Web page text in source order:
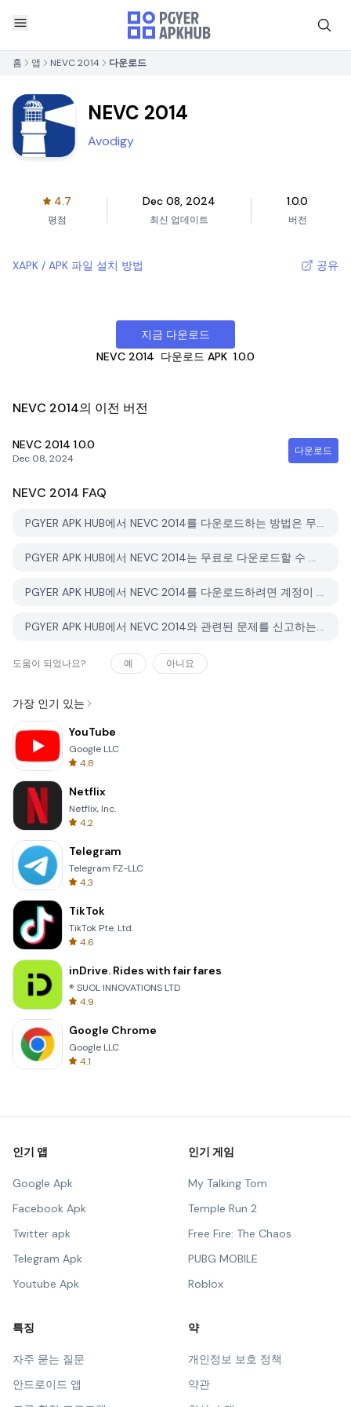
홈 앱 NEVC 2014 다운로드
NEVC 2014
Avodigy
4.7
평점
Dec 08, 2024
최신 업데이트
1.0.0
버전
XAPK / APK 파일 설치 방법 공유
지금 다운로드
NEVC 2014 다운로드 APK 1.0.0
NEVC 2014의 이전 버전
NEVC 2014 1.0.0
Dec 08, 2024
다운로드
NEVC 2014 FAQ
PGYER APK HUB에서 NEVC 2014를 다운로드하는 방법은 무엇인가요?
PGYER APK HUB에서 NEVC 2014는 무료로 다운로드할 수 있나요?
PGYER APK HUB에서 NEVC 2014를 다운로드하려면 계정이 필요한가요?
PGYER APK HUB에서 NEVC 2014와 관련된 문제를 신고하는 방법은 무엇인가요?
도움이 되었나요? 예 아니요
가장 인기 있는
YouTube
Google LLC
4.8
Netflix
Netflix, Inc.
4.2
Telegram
Telegram FZ-LLC
4.3
TikTok
TikTok Pte. Ltd.
4.6
inDrive. Rides with fair fares
® SUOL INNOVATIONS LTD
4.9
Google Chrome
Google LLC
4.1
인기 앱
Google Apk
Facebook Apk
Twitter apk
Telegram Apk
Youtube Apk
인기 게임
My Talking Tom
Temple Run 2
Free Fire: The Chaos
PUBG MOBILE
Roblox
특징
자주 묻는 질문
안드로이드 앱
약
개인정보 보호 정책
약관